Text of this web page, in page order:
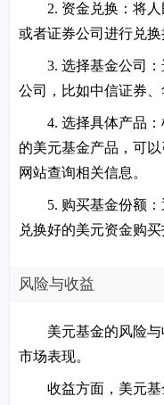
2. 资金兑换：将
或者证券公司进行兑换
3. 选择基金公司
公司，比如中信证券、
4. 选择具体产品
的美元基金产品，可
网站查询相关信息。
5. 购买基金份额
兑换好的美元资金购
风险与收益
美元基金的风险
市场表现。
收益方面，美元